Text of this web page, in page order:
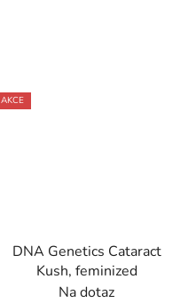
AKCE
DNA Genetics Cataract
Kush, feminized
Na dotaz